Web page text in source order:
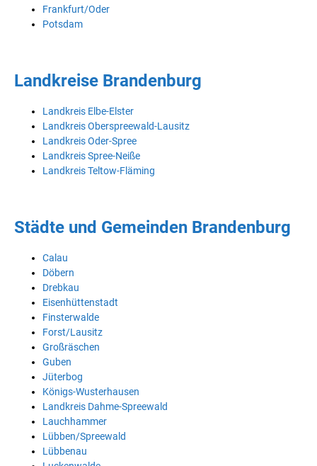
Frankfurt/Oder
Potsdam
Landkreise Brandenburg
Landkreis Elbe-Elster
Landkreis Oberspreewald-Lausitz
Landkreis Oder-Spree
Landkreis Spree-Neiße
Landkreis Teltow-Fläming
Städte und Gemeinden Brandenburg
Calau
Döbern
Drebkau
Eisenhüttenstadt
Finsterwalde
Forst/Lausitz
Großräschen
Guben
Jüterbog
Königs-Wusterhausen
Landkreis Dahme-Spreewald
Lauchhammer
Lübben/Spreewald
Lübbenau